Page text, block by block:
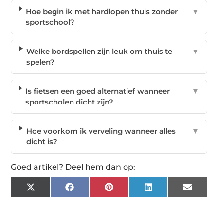
Hoe begin ik met hardlopen thuis zonder
sportschool?
▼
Welke bordspellen zijn leuk om thuis te
spelen?
▼
Is fietsen een goed alternatief wanneer
sportscholen dicht zijn?
▼
Hoe voorkom ik verveling wanneer alles
dicht is?
▼
Goed artikel? Deel hem dan op:
X
(Twitter)
FacebookPinterest LinkedIn Email